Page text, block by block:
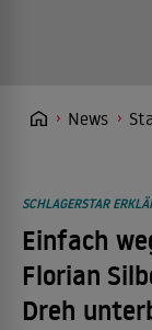
News
SCHLAGERSTAR
Einfach
Florian
Dreh